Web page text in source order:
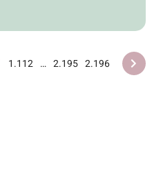
1.112 … 2.195 2.196